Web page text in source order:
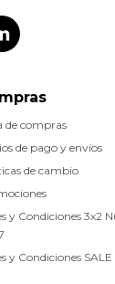
de compras
de pago y envíos
de cambio
y Condiciones 3x2
y Condiciones SALE